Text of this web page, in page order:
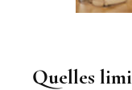
Quelles